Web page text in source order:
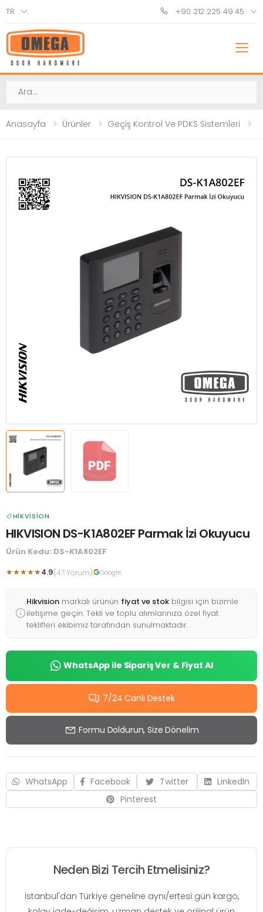
TR +90 212 225 49 45
Ara
Anasayfa Ürünler Geçiş Kontrol Ve PDKS Sistemleri
HIKVISION
HIKVISION DS-K1A802EF Parmak İzi Okuyucu
Ürün Kodu: DS-K1A802EF
★★★★★4.9(47 Yorum) Google
Hikvision markalı ürünün fiyat ve stok bilgisi için bizimle
iletişime geçin. Tekli ve toplu alımlarınıza özel fiyat
teklifleri ekibimiz tarafından sunulmaktadır.
WhatsApp ile Sipariş Ver & Fiyat Al
7/24 Canlı Destek
Formu Doldurun, Size Dönelim
WhatsApp Facebook Twitter
LinkedIn
Pinterest
Neden Bizi Tercih Etmelisiniz?
İstanbul'dan Türkiye geneline aynı/ertesi gün kargo,